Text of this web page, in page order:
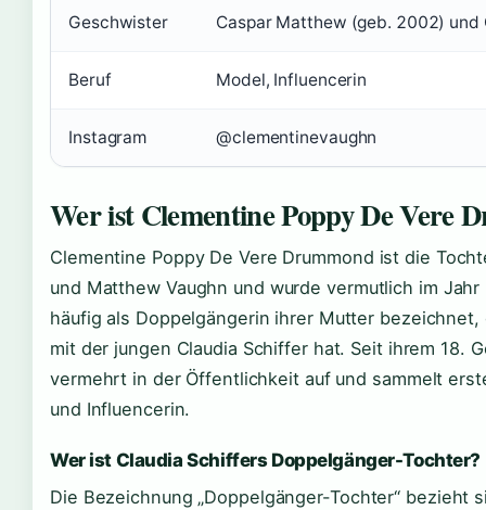
Geschwister Caspar Matthew (geb. 2002)
Beruf Model, Influencerin
Instagram @clementinevaughn
Wer ist Clementine Poppy De Vere
Clementine Poppy De Vere Drummond ist die
und Matthew Vaughn und wurde vermutlich im
häufig als Doppelgängerin ihrer Mutter
mit der jungen Claudia Schiffer hat. Seit ihrem 18.
vermehrt in der Öffentlichkeit auf und sammelt
und Influencerin.
Wer ist Claudia Schiffers Doppelgänger-Tochter?
Die Bezeichnung „Doppelgänger-Tochter“ bezieht